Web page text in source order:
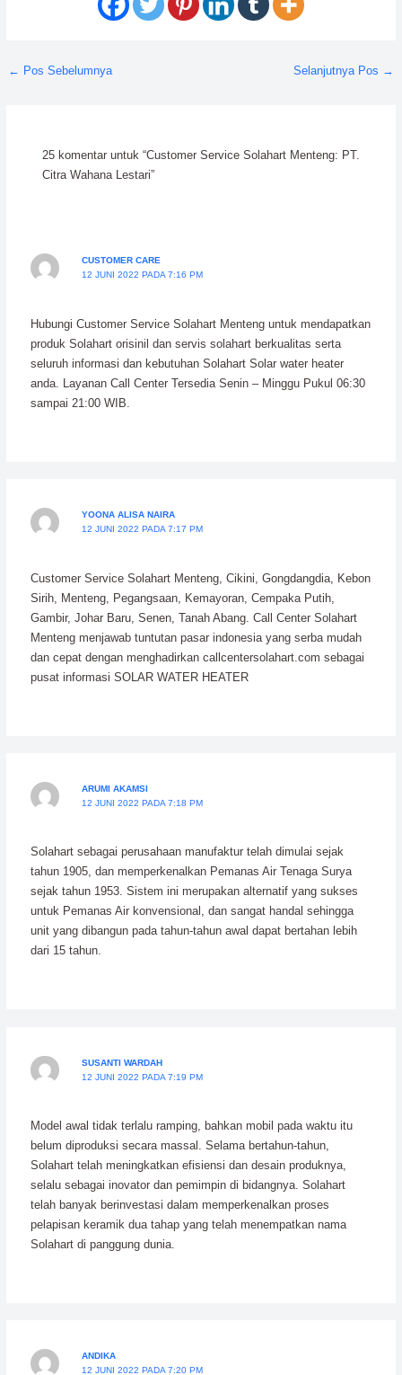
← Pos Sebelumnya Selanjutnya Pos →
25 komentar untuk “Customer Service Solahart Menteng: PT.
Citra Wahana Lestari”
CUSTOMER CARE
12 JUNI 2022 PADA 7:16 PM
Hubungi Customer Service Solahart Menteng untuk mendapatkan
produk Solahart orisinil dan servis solahart berkualitas serta
seluruh informasi dan kebutuhan Solahart Solar water heater
anda. Layanan Call Center Tersedia Senin – Minggu Pukul 06:30
sampai 21:00 WIB.
YOONA ALISA NAIRA
12 JUNI 2022 PADA 7:17 PM
Customer Service Solahart Menteng, Cikini, Gongdangdia, Kebon
Sirih, Menteng, Pegangsaan, Kemayoran, Cempaka Putih,
Gambir, Johar Baru, Senen, Tanah Abang. Call Center Solahart
Menteng menjawab tuntutan pasar indonesia yang serba mudah
dan cepat dengan menghadirkan callcentersolahart.com sebagai
pusat informasi SOLAR WATER HEATER
ARUMI AKAMSI
12 JUNI 2022 PADA 7:18 PM
Solahart sebagai perusahaan manufaktur telah dimulai sejak
tahun 1905, dan memperkenalkan Pemanas Air Tenaga Surya
sejak tahun 1953. Sistem ini merupakan alternatif yang sukses
untuk Pemanas Air konvensional, dan sangat handal sehingga
unit yang dibangun pada tahun-tahun awal dapat bertahan lebih
dari 15 tahun.
SUSANTI WARDAH
12 JUNI 2022 PADA 7:19 PM
Model awal tidak terlalu ramping, bahkan mobil pada waktu itu
belum diproduksi secara massal. Selama bertahun-tahun,
Solahart telah meningkatkan efisiensi dan desain produknya,
selalu sebagai inovator dan pemimpin di bidangnya. Solahart
telah banyak berinvestasi dalam memperkenalkan proses
pelapisan keramik dua tahap yang telah menempatkan nama
Solahart di panggung dunia.
ANDIKA
12 JUNI 2022 PADA 7:20 PM